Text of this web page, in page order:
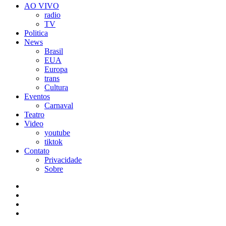
AO VIVO
radio
TV
Politica
News
Brasil
EUA
Europa
trans
Cultura
Eventos
Carnaval
Teatro
Video
youtube
tiktok
Contato
Privacidade
Sobre